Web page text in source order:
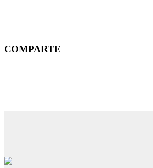
COMPARTE